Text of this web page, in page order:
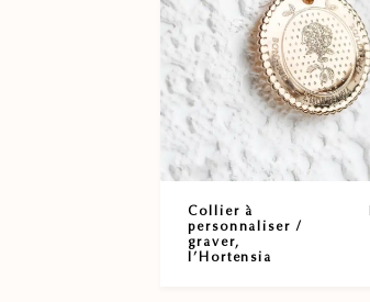
Collier à
personnaliser /
graver,
l’Hortensia